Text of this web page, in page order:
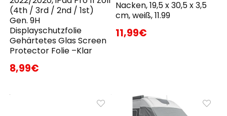
(4th / 3rd / 2nd / 1st)
Gen. 9H
Displayschutzfolie
Gehärtetes Glas Screen
Protector Folie –Klar
8,99€
Nacken, 19,5 x 30,5 x 3,5
cm, weiß, 11.99
11,99€